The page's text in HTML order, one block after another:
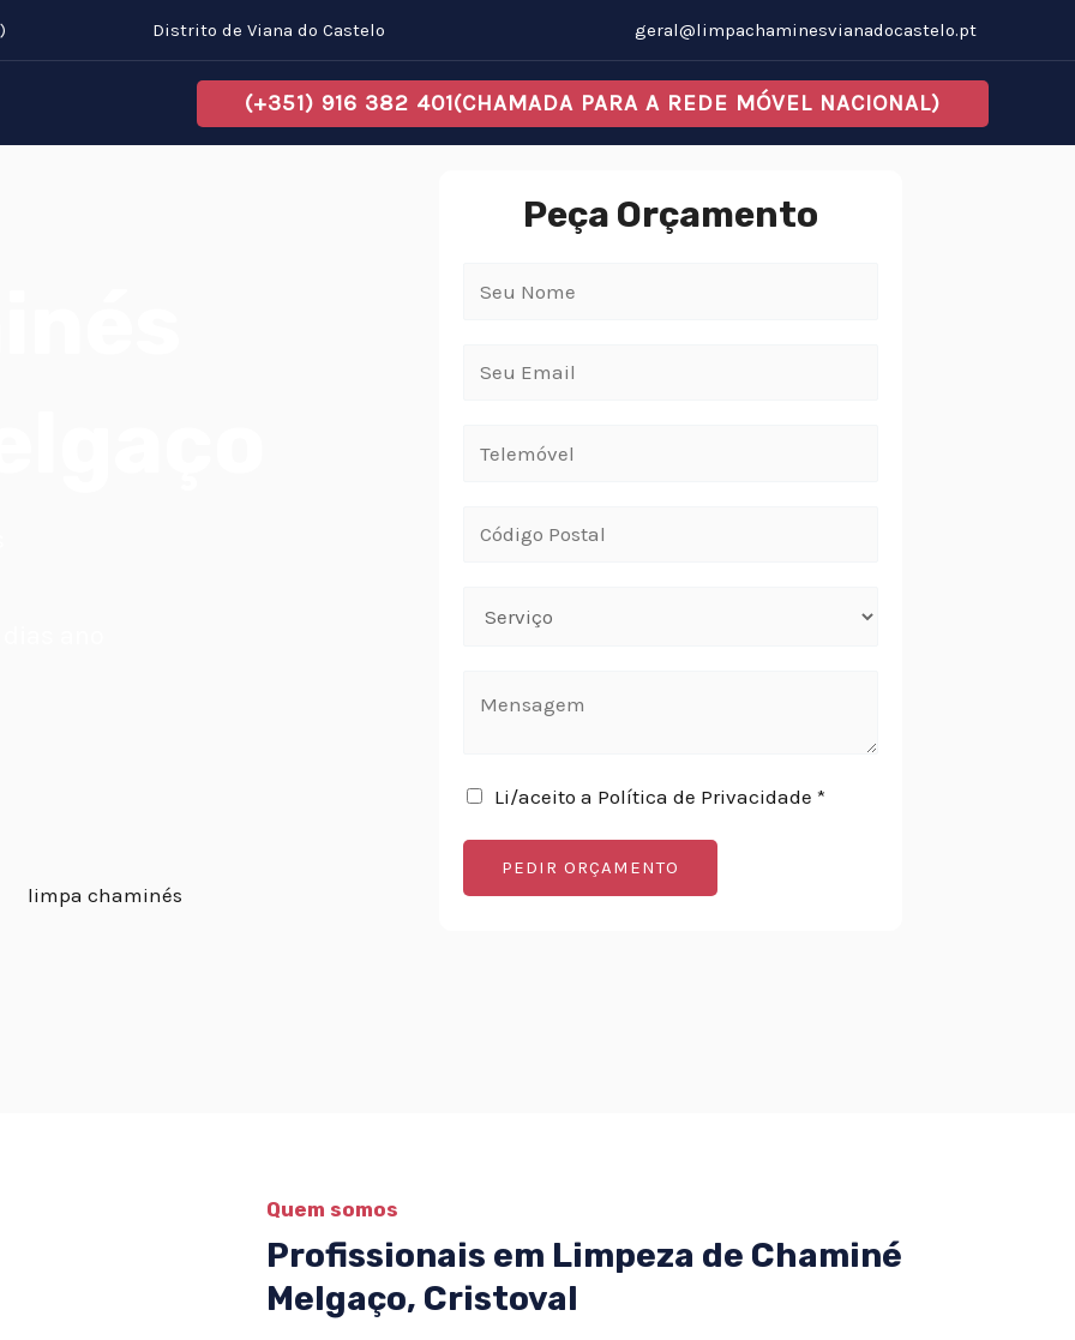
Distrito de Viana do Castelo geral@limpachaminesvianadocastelo.pt
(+351) 916 382 401(CHAMADA PARA A REDE MÓVEL NACIONAL)
Peça Orçamento
Li/aceito a Política de Privacidade *
PEDIR ORÇAMENTO
Quem somos
Profissionais em Limpeza de Chaminé
Melgaço, Cristoval